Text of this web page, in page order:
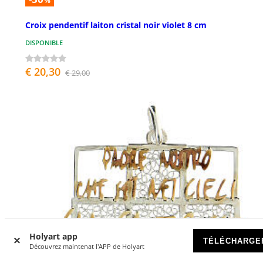
Holyart app
Découvrez maintenat l'APP de Holyart
Croix pendentif laiton cristal noir violet 8 cm
DISPONIBLE
€ 20,30 € 29,00